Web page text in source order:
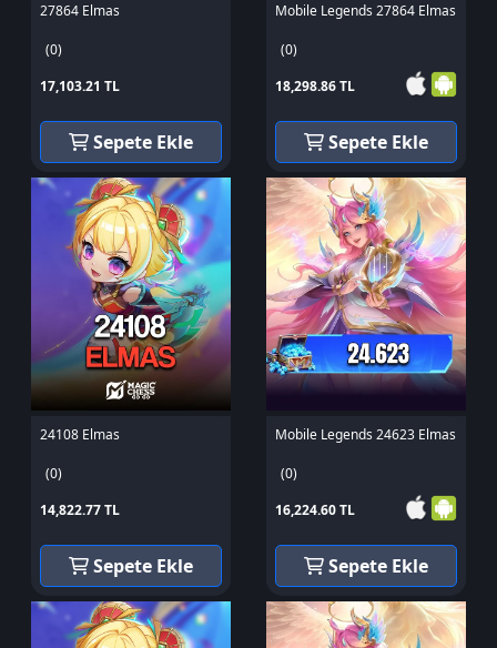
27864 Elmas
(0)
17,103.21 TL
Sepete Ekle
Mobile Legends 27864 Elmas
(0)
18,298.86 TL
Sepete Ekle
24108 Elmas
(0)
14,822.77 TL
Sepete Ekle
Mobile Legends 24623 Elmas
(0)
16,224.60 TL
Sepete Ekle